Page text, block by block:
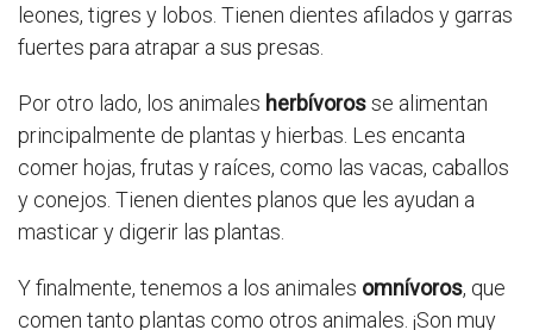
leones, tigres y lobos. Tienen dientes afilados y garras
fuertes para atrapar a sus presas.
Por otro lado, los animales herbívorosse alimentan
principalmente de plantas y hierbas. Les encanta
comer hojas, frutas y raíces, como las vacas, caballos
y conejos. Tienen dientes planos que les ayudan a
masticar y digerir las plantas.
Y finalmente, tenemos a los animales omnívoros, que
comen tanto plantas como otros animales. ¡Son muy